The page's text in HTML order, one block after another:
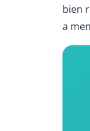
bien
a